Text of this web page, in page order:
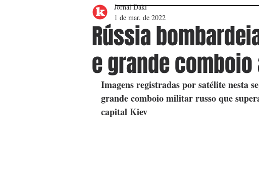
Rússia
e grande
Jornal Daki
1 de mar. de 2022
Imagens registradas por satélite nesta
grande comboio militar russo que
capital Kiev